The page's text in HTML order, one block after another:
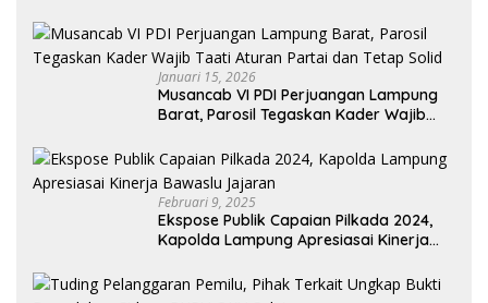
Januari 15, 2026
Musancab VI PDI Perjuangan Lampung
Barat, Parosil Tegaskan Kader Wajib
Februari 9, 2025
Ekspose Publik Capaian Pilkada 2024,
Kapolda Lampung Apresiasai Kinerja